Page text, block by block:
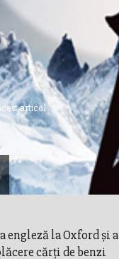
articol
la Oxford şi a
cărţi de benzi